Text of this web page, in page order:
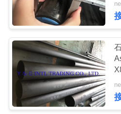
付属品お
ンジ